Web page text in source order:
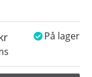
På lager